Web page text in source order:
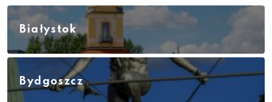
Białystok
Bydgoszcz